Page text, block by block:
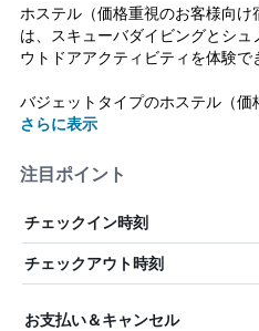
ホステル（価格重視のお客様向
は、スキューバダイビングとシ
ウトドアアクティビティを体験で
バジェットタイプのホステル（
さらに表示
注目ポイント
チェックイン時刻
チェックアウト時刻
お支払い＆キャンセル